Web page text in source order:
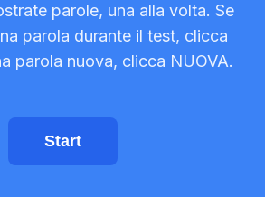
Numeri
parole, una alla volta. Se
parola durante il test, clicca
parola nuova, clicca NUOVA.
Start